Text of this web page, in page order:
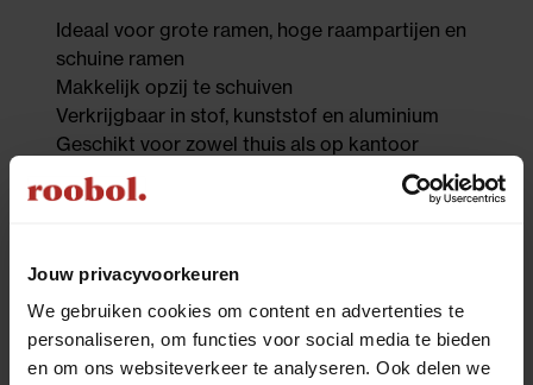
Jouw privacyvoorkeuren
We gebruiken cookies om content en advertenties te
personaliseren, om functies voor social media te bieden
en om ons websiteverkeer te analyseren. Ook delen we
Ideaal voor grote ramen, hoge raampartijen en
schuine ramen
Makkelijk opzij te schuiven
Verkrijgbaar in stof, kunststof en aluminium
Geschikt voor zowel thuis als op kantoor
Handig:
verliest.